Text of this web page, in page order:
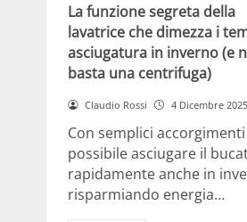
La funzione segreta della
lavatrice che dimezza i
asciugatura in inverno (e
basta una centrifuga)
Claudio Rossi 4 Dicembre 2025
Con semplici
possibile asciugare il
rapidamente anche in
risparmiando energia…